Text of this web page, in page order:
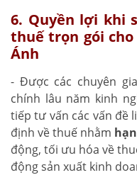
6. Quyền lợi khi
thuế trọn gói cho
Ánh
- Được các chuyên
chính lâu năm kinh
tiếp tư vấn các vấn đề
định về thuế nhằm
động, tối ưu hóa về
động sản xuất kinh